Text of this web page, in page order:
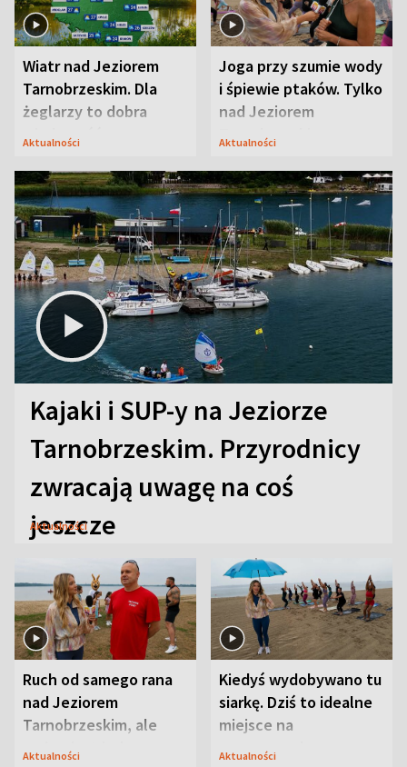
Wiatr nad Jeziorem
Tarnobrzeskim. Dla
żeglarzy to dobra
wiadomość
Aktualności
Joga przy szumie wody
i śpiewie ptaków. Tylko
nad Jeziorem
Tarnobrzeskim
Aktualności
Kajaki i SUP-y na Jeziorze
Tarnobrzeskim. Przyrodnicy
zwracają uwagę na coś
jeszcze
Aktualności
Ruch od samego rana
nad Jeziorem
Tarnobrzeskim, ale
ważna jest jedna
Aktualności
Kiedyś wydobywano tu
siarkę. Dziś to idealne
miejsce na
wypoczynek
Aktualności